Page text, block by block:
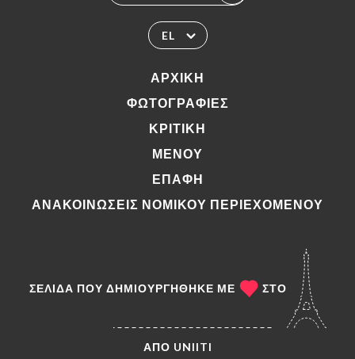
EL
ΑΡΧΙΚΉ
ΦΩΤΟΓΡΑΦΊΕΣ
ΚΡΙΤΙΚΉ
ΜΕΝΟΎ
ΕΠΑΦΉ
ΑΝΑΚΟΙΝΏΣΕΙΣ ΝΟΜΙΚΟΎ ΠΕΡΙΕΧΟΜΈΝΟΥ
ΣΕΛΊΔΑ ΠΟΥ ΔΗΜΙΟΥΡΓΉΘΗΚΕ ΜΕ ΣΤΟ
ΑΠΌ UNIITI